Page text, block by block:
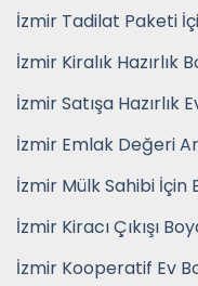
İzmir Tadilat Paketi
İzmir Kiralık Hazırlık
İzmir Satışa Hazırlık
İzmir Emlak Değeri
İzmir Mülk Sahibi İçin
İzmir Kiracı Çıkışı
İzmir Kooperatif Ev